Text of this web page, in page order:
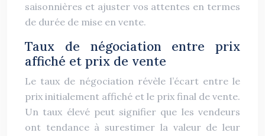
saisonnières et ajuster vos attentes en termes
de durée de mise en vente.
Taux de négociation entre prix
affiché et prix de vente
Le taux de négociation révèle l’écart entre le
prix initialement affiché et le prix final de vente.
Un taux élevé peut signifier que les vendeurs
ont tendance à surestimer la valeur de leur